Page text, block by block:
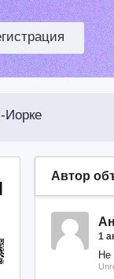
Йорке
Автор
1
Не